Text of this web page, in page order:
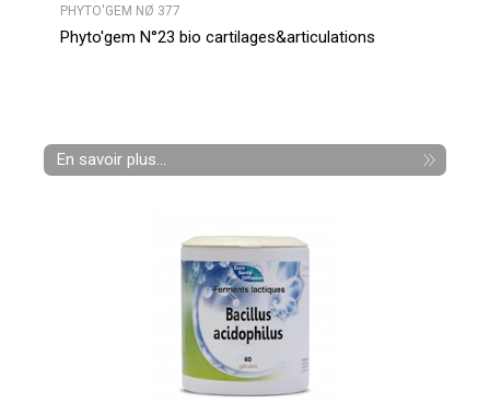
PHYTO'GEM NØ 377
Phyto'gem N°23 bio cartilages&articulations
En savoir plus...